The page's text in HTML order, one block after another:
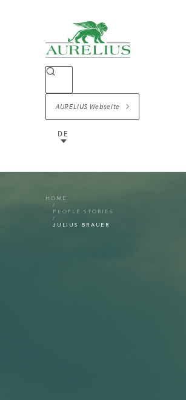
AURELIUS Webseite
DE
HOME
PEOPLE STORIES
JULIUS BRAUER